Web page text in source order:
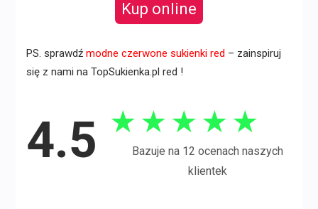
Kup online
PS. sprawdź modne czerwone sukienki red – zainspiruj
się z nami na TopSukienka.pl red !
4.5 ★ ★ ★ ★ ★
Bazuje na 12 ocenach naszych
klientek